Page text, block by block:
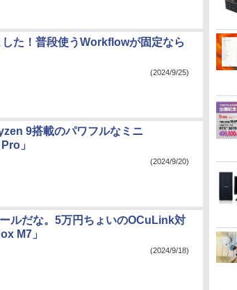
た！普段使うWorkflowが固定なら
(2024/9/25)
9搭載のパワフルなミニ
」
(2024/9/20)
ルだな。5万円ちょいのOCuLink対
M7」
(2024/9/18)